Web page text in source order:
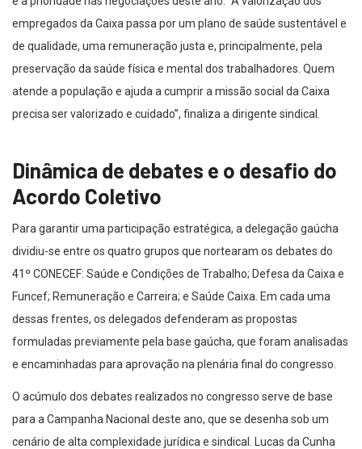
empregados da Caixa passa por um plano de saúde sustentável e
de qualidade, uma remuneração justa e, principalmente, pela
preservação da saúde física e mental dos trabalhadores. Quem
atende a população e ajuda a cumprir a missão social da Caixa
precisa ser valorizado e cuidado”, finaliza a dirigente sindical.
Dinâmica de debates e o desafio do
Acordo Coletivo
Para garantir uma participação estratégica, a delegação gaúcha
dividiu-se entre os quatro grupos que nortearam os debates do
41º CONECEF: Saúde e Condições de Trabalho; Defesa da Caixa e
Funcef; Remuneração e Carreira; e Saúde Caixa. Em cada uma
dessas frentes, os delegados defenderam as propostas
formuladas previamente pela base gaúcha, que foram analisadas
e encaminhadas para aprovação na plenária final do congresso.
O acúmulo dos debates realizados no congresso serve de base
para a Campanha Nacional deste ano, que se desenha sob um
cenário de alta complexidade jurídica e sindical. Lucas da Cunha